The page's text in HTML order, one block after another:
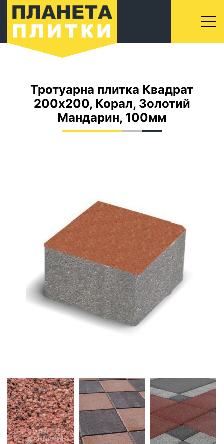
Тротуарна плитка Квадрат
200x200, Корал, Золотий
Мандарин, 100мм